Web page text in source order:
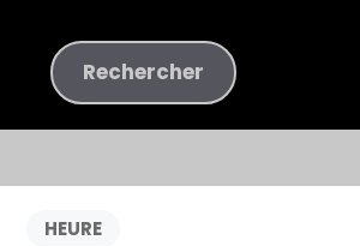
contenu
Rechercher
Rechercher
HEURE